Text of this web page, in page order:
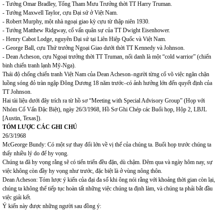
- Tướng Omar Bradley, Tổng Tham Mưu Trưởng thời TT Harry Truman.
- Tướng Maxwell Taylor, cựu Đại sứ ở Việt Nam.
- Robert Murphy, một nhà ngoại giao kỳ cựu từ thập niên 1930.
- Tướng Matthew Ridgway, cố vấn quân sự của TT Dwight Eisenhower.
- Henry Cabot Lodge, nguyên Đại sứ tại Liên Hiệp Quốc và Việt Nam.
- George Ball, cựu Thứ trưởng Ngoại Giao dưới thời TT Kennedy và Johnson.
- Dean Acheson, cựu Ngoại trưởng thời TT Truman, nổi danh là một “cold warrior” (chiến
binh chiến tranh lạnh Mỹ-Nga).
Thái độ chống chiến tranh Việt Nam của Dean Acheson–người từng cổ võ việc ngăn chặn
luồng sóng đỏ tràn ngập Đông Dương 18 năm trước–có ảnh hưởng lớn đến quyết định của
TT Johnson.
Hai tài liệu dưới đây trích ra từ hồ sơ “Meeting with Special Advisory Group” (Họp với
Nhóm Cố Vấn Đặc Biệt), ngày 26/3/1968, Hồ Sơ Ghi Chép các Buổi họp, Hộp 2, LBJL
[Austin, Texas]).
TÓM LƯỢC CÁC GHI CHÚ
26/3/1968
McGeorge Bundy: Có một sự thay đổi lớn về vị thế của chúng ta. Buổi họp trước chúng ta
thấy nhiều lý do để hy vọng.
Chúng ta đã hy vọng rằng sẽ có tiến triển đều đặn, dù chậm. Đêm qua và ngày hôm nay, sự
việc không còn đầy hy vọng như trước, đặc biệt là ở vùng nông thôn.
Dean Acheson: Tóm lược ý kiến của đại đa số khi ông nói rằng với khoảng thời gian còn lại,
chúng ta không thể tiếp tục hoàn tất những việc chúng ta định làm, và chúng ta phải bắt đầu
việc giải kết.
Ý kiến này được những người sau đồng ý: